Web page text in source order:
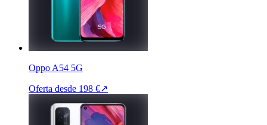
Oppo A54 5G
Oferta desde 198 €↗